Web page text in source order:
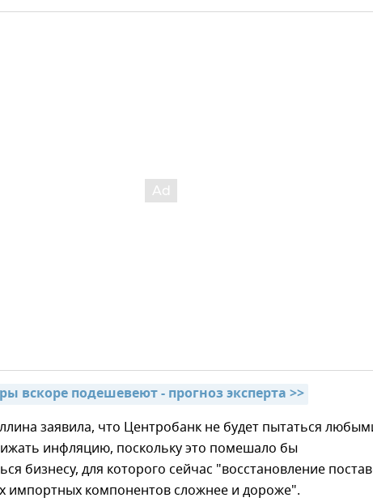
вскоре подешевеют - прогноз эксперта >>
заявила, что Центробанк не будет пытаться
инфляцию, поскольку это помешало бы
бизнесу, для которого сейчас "восстановление
импортных компонентов сложнее и дороже".